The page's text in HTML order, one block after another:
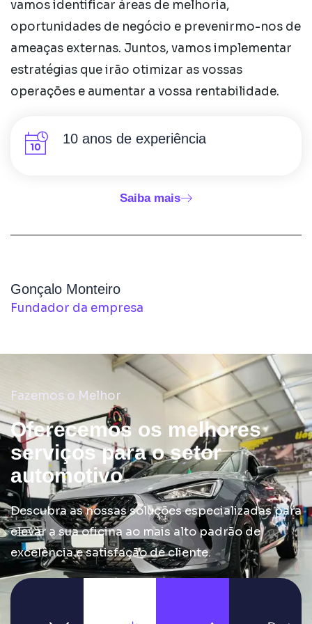
vamos identificar áreas de melhoria,
oportunidades de negócio e prevenirmo-nos de
ameaças externas. Juntos, vamos implementar
estratégias que irão otimizar as vossas
operações e aumentar a vossa rentabilidade.
10 anos de experiência
Saiba mais
Gonçalo Monteiro
Fundador da empresa
Fazemos o Melhor
Oferecemos os melhores
serviçospara o setor
automotivo
Descubra as nossas soluções especializadas para
elevar a sua oficina ao mais alto padrão de
excelência e satisfação de cliente.